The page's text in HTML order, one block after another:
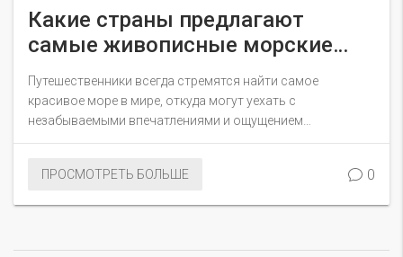
Какие страны предлагают
самые живописные морские
курорты в мире
Путешественники всегда стремятся найти самое
красивое море в мире, откуда могут уехать с
незабываемыми впечатлениями и ощущением
настоящего отдыха. В статье рассматриваются
своей уникальностью. Здесь вы найдете советы по
ПРОСМОТРЕТЬ БОЛЬШЕ 0